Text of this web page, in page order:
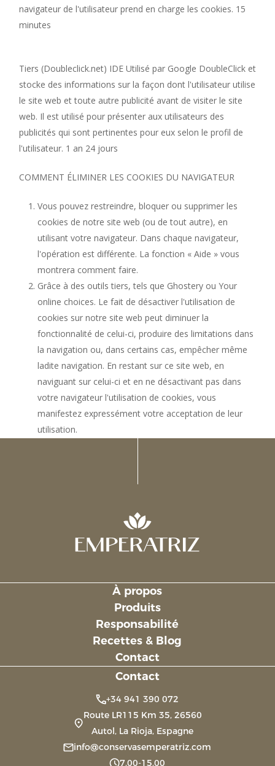
navigateur de l'utilisateur prend en charge les cookies. 15
minutes
Tiers (Doubleclick.net) IDE Utilisé par Google DoubleClick et
stocke des informations sur la façon dont l'utilisateur utilise
le site web et toute autre publicité avant de visiter le site
web. Il est utilisé pour présenter aux utilisateurs des
publicités qui sont pertinentes pour eux selon le profil de
l'utilisateur. 1 an 24 jours
COMMENT ÉLIMINER LES COOKIES DU NAVIGATEUR
Vous pouvez restreindre, bloquer ou supprimer les
cookies de notre site web (ou de tout autre), en
utilisant votre navigateur. Dans chaque navigateur,
l'opération est différente. La fonction « Aide » vous
montrera comment faire.
Grâce à des outils tiers, tels que Ghostery ou Your
online choices. Le fait de désactiver l'utilisation de
cookies sur notre site web peut diminuer la
fonctionnalité de celui-ci, produire des limitations dans
la navigation ou, dans certains cas, empêcher même
ladite navigation. En restant sur ce site web, en
naviguant sur celui-ci et en ne désactivant pas dans
votre navigateur l'utilisation de cookies, vous
manifestez expressément votre acceptation de leur
utilisation.
À propos
Produits
Responsabilité
Recettes & Blog
Contact
Contact
+34 941 390 072
Route LR115 Km 35, 26560
Autol, La Rioja, Espagne
info@conservasemperatriz.com
7.00-15.00